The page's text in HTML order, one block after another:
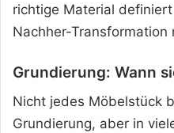
richtige Material
Nachher-Transformation
Grundierung: Wann
Nicht jedes Möbelstück
Grundierung, aber in